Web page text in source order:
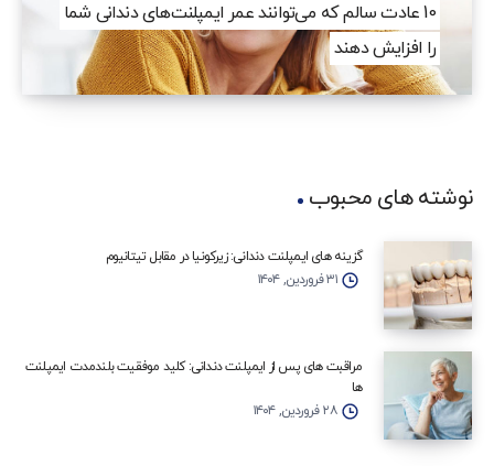
10 عادت سالم که می‌توانند عمر ایمپلنت‌های دندانی شما
را افزایش دهند
نوشته های محبوب
گزینه‌ های ایمپلنت دندانی: زیرکونیا در مقابل تیتانیوم
۳۱ فروردین, ۱۴۰۴
مراقبت‌ های پس از ایمپلنت دندانی: کلید موفقیت بلندمدت ایمپلنت‌
ها
۲۸ فروردین, ۱۴۰۴